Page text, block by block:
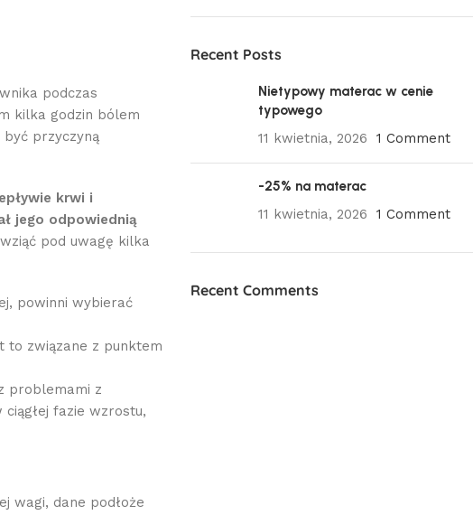
podczas
kilka godzin bólem
przyczyną
krwi i
jego odpowiednią
pod uwagę kilka
powinni wybierać
to związane z punktem
problemami z
fazie wzrostu,
wagi, dane podłoże
Recent Posts
Nietypowy materac w cenie
typowego
11 kwietnia, 2026
1 Comment
-25% na materac
11 kwietnia, 2026
1 Comment
Recent Comments